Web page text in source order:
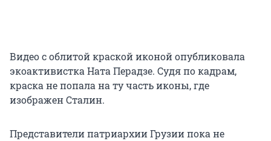
Видео с облитой краской иконой опубликовала
экоактивистка Ната Перадзе. Судя по кадрам,
краска не попала на ту часть иконы, где
изображен Сталин.
Представители патриархии Грузии пока не